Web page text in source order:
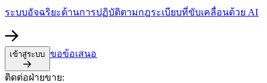
ระบบอัจฉริยะด้านการปฏิบัติตามกฎระเบียบที่ขับเคลื่อนด้วย AI​​
เข้าสู่ระบบ​​ ขอข้อเสนอ​​
ติดต่อฝ่ายขาย:​​